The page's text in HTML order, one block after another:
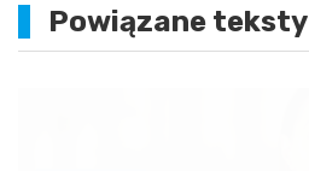
Powiązane teksty